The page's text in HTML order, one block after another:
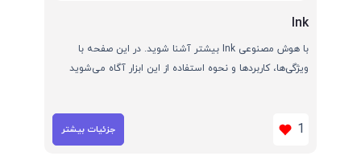
Ink
با هوش مصنوعی Ink بیشتر آشنا شوید. در این صفحه با
ویژگی‌ها، کاربردها و نحوه استفاده از این ابزار آگاه می‌شوید
1 جزئیات بیشتر